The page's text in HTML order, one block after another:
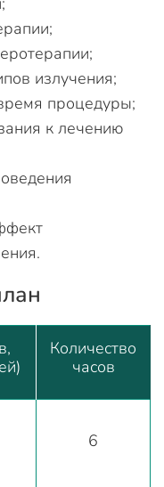
излучения;
процедуры;
к лечению
Количество
часов
6